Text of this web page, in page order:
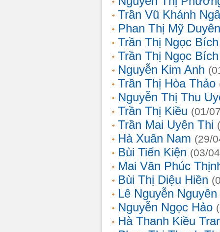
Trần Vũ Khánh
Phan Thị Mỹ Duyên
Trần Thị Ngọc Bích
Trần Thị Ngọc Bích
Nguyễn Kim Anh
Trần Thị Hòa Thảo
Nguyễn Thị Thu
Trần Thị Kiều (01/
Trần Mai Uyên Thi
Hà Xuân Nam (29/
Bùi Tiến Kiện (03/
Mai Văn Phúc
Bùi Thị Diệu Hiền
Lê Nguyễn
Nguyễn Ngọc Hảo
Hà Thanh Kiều